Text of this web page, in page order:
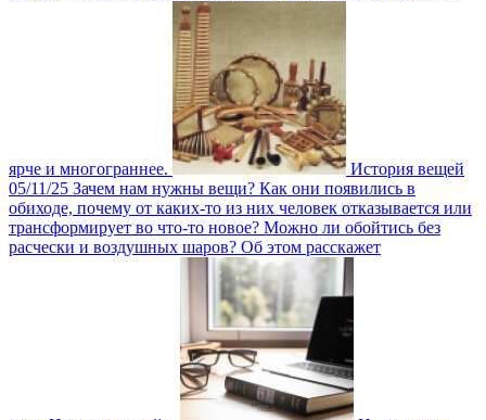
ярче и многограннее.
История вещей
05/11/25 Зачем нам нужны вещи? Как они появились в
обиходе, почему от каких-то из них человек отказывается или
трансформирует во что-то новое? Можно ли обойтись без
расчески и воздушных шаров? Об этом расскажет